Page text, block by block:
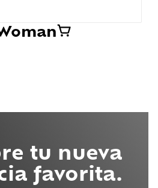
tu nueva
favorita.